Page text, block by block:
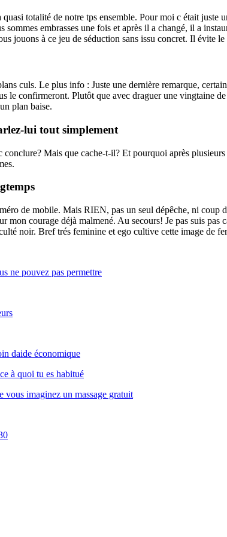
quasi totalité de notre tps ensemble. Pour moi c était
embrasses une fois et après il a changé, il a
jouons à ce jeu de séduction sans issu concret. Il évite
culs. Le plus info : Juste une dernière remarque,
le confirmeront. Plutôt que avec draguer une vingtaine
plan baise.
lui tout simplement
Mais que cache-t-il? Et pourquoi après
de mobile. Mais RIEN, pas un seul dépêche, ni
mon courage déjà malmené. Au secours! Je pas suis
noir. Bref trés feminine et ego cultive cette image de
ne pouvez pas permettre
daide économique
à quoi tu es habitué
vous imaginez un massage gratuit